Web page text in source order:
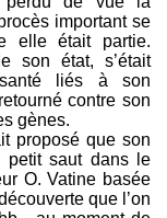
important se
elle était partie.
son état, s’était
liés à son
contre son
gènes.
proposé que son
petit saut dans le
O. Vatine basée
que l’on